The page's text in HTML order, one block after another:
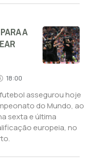
A
18:00
assegurou hoje
do Mundo, ao
sexta e última
europeia, no